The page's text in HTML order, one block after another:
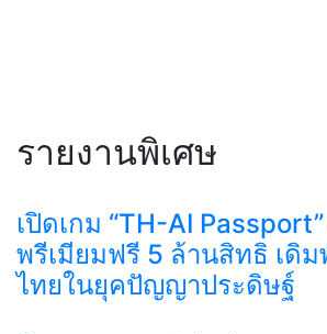
รายงานพิเศษ
เปิดเกม “TH-AI
พรีเมียมฟรี 5 ล้านสิทธิ เดิ
ไทยในยุคปัญญาประดิษฐ์